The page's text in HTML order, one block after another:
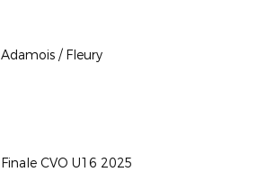
Adamois / Fleury
Finale CVO U16 2025